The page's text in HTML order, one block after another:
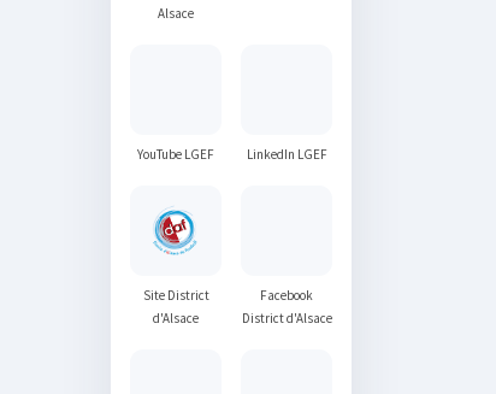
Alsace
YouTube LGEF LinkedIn LGEF
Site District
d'Alsace
Facebook
District d'Alsace